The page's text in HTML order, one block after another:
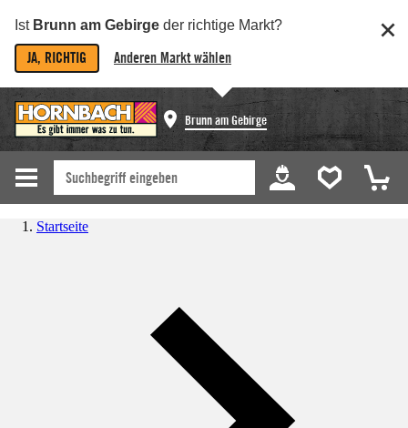
Ist Brunn am Gebirge der richtige Markt?
JA, RICHTIG Anderen Markt wählen
Brunn am Gebirge
Startseite